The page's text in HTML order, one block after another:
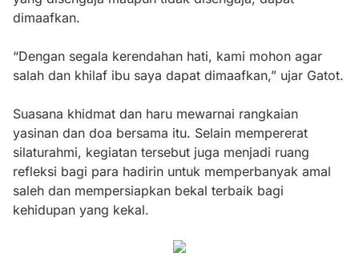
dimaafkan.
“Dengan segala kerendahan hati, kami mohon agar
salah dan khilaf ibu saya dapat dimaafkan,” ujar Gatot.
Suasana khidmat dan haru mewarnai rangkaian
yasinan dan doa bersama itu. Selain mempererat
silaturahmi, kegiatan tersebut juga menjadi ruang
refleksi bagi para hadirin untuk memperbanyak amal
saleh dan mempersiapkan bekal terbaik bagi
kehidupan yang kekal.